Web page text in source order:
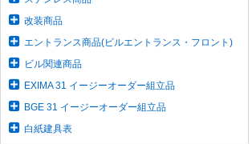
改装商品
エントランス商品(ビルエントランス・フロント)
ビル関連商品
EXIMA 31 イージーオーダー組立品
BGE 31 イージーオーダー組立品
白紙建具表